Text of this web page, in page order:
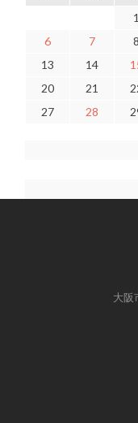
1
6
7 8
13
14
20
21
27
28
大阪